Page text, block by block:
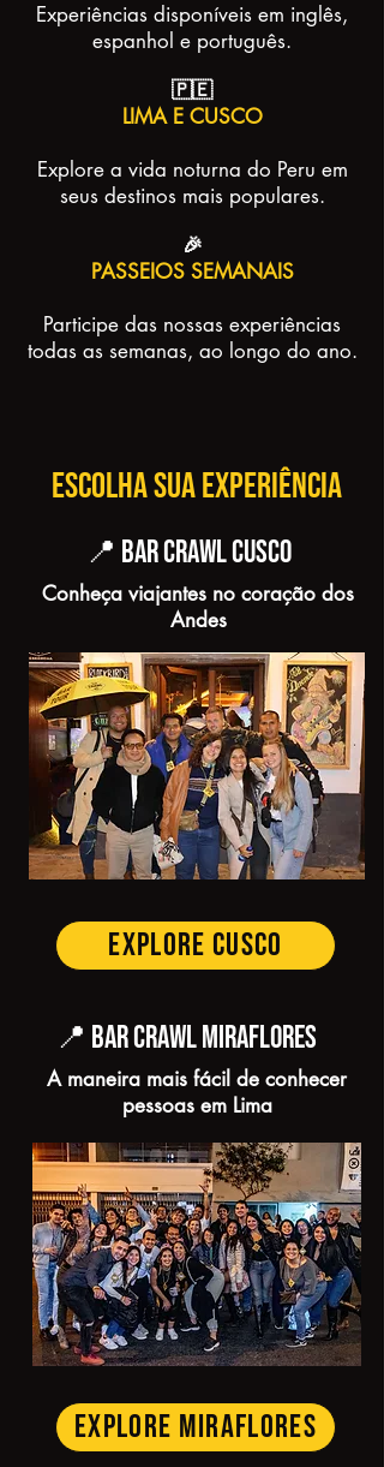
Experiências disponíveis em inglês,
espanhol e português.
🇵🇪
LIMA E CUSCO
Explore a vida noturna do Peru em
seus destinos mais populares.
🎉
PASSEIOS SEMANAIS
Participe das nossas experiências
todas as semanas, ao longo do ano.
ESCOLHA SUA EXPERIÊNCIA
📍 BAR CRAWL CUSCO
Conheça viajantes no coração dos
Andes
EXPLORE CUSCO
📍 BAR CRAWL MIRAFLORES
A maneira mais fácil de conhecer
pessoas em Lima
EXPLORE MIRAFLORES